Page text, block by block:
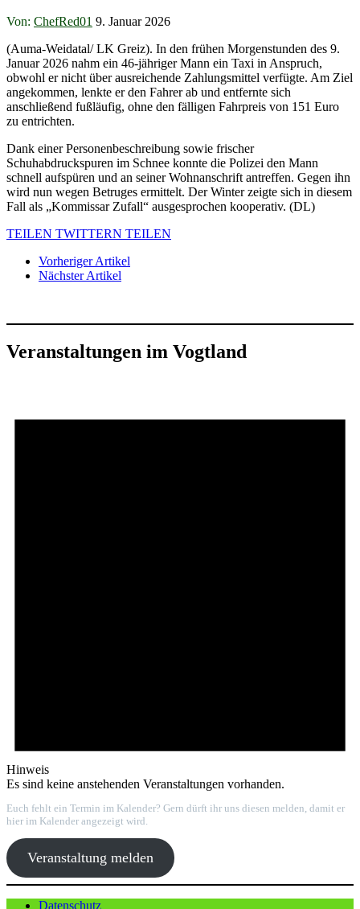
Von: ChefRed01 9. Januar 2026
(Auma-Weidatal/ LK Greiz). In den frühen Morgenstunden des 9.
Januar 2026 nahm ein 46-jähriger Mann ein Taxi in Anspruch,
obwohl er nicht über ausreichende Zahlungsmittel verfügte. Am Ziel
angekommen, lenkte er den Fahrer ab und entfernte sich
anschließend fußläufig, ohne den fälligen Fahrpreis von 151 Euro
zu entrichten.
Dank einer Personenbeschreibung sowie frischer
Schuhabdruckspuren im Schnee konnte die Polizei den Mann
schnell aufspüren und an seiner Wohnanschrift antreffen. Gegen ihn
wird nun wegen Betruges ermittelt. Der Winter zeigte sich in diesem
Fall als „Kommissar Zufall“ ausgesprochen kooperativ. (DL)
TEILEN TWITTERN TEILEN
Vorheriger Artikel
Nächster Artikel
Veranstaltungen im Vogtland
Hinweis
Es sind keine anstehenden Veranstaltungen vorhanden.
Euch fehlt ein Termin im Kalender? Gern dürft ihr uns diesen melden, damit er
hier im Kalender angezeigt wird.
Veranstaltung melden
Datenschutz